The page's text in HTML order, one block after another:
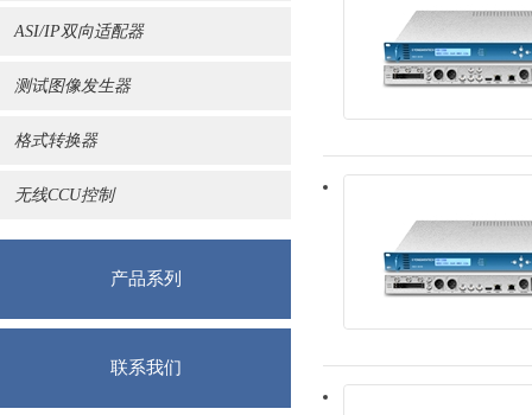
ASI/IP双向适配器
测试图像发生器
格式转换器
无线CCU控制
产品系列
联系我们